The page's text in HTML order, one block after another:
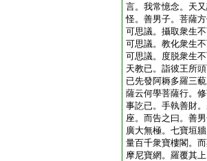
言。我常憶念。天
怪。善男子。菩薩
可思議。攝取衆生
可思議。教化衆生
可思議。度脱衆生
天教已。詣彼王所
已先發阿耨多羅三
薩云何學菩薩行。
事訖已。手執善財
座。而告之曰。善
廣大無極。七寶垣
量百千衆寶樓閣。
摩尼寶網。羅覆其